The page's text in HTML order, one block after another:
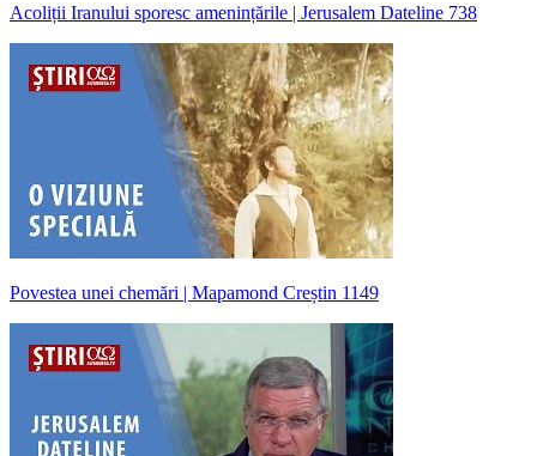
Acoliții Iranului sporesc amenințările | Jerusalem Dateline 738
Povestea unei chemări | Mapamond Creștin 1149